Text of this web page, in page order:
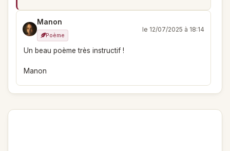
Manon
Poème
le 12/07/2025 à 18:14
Un beau poème très instructif !
Manon